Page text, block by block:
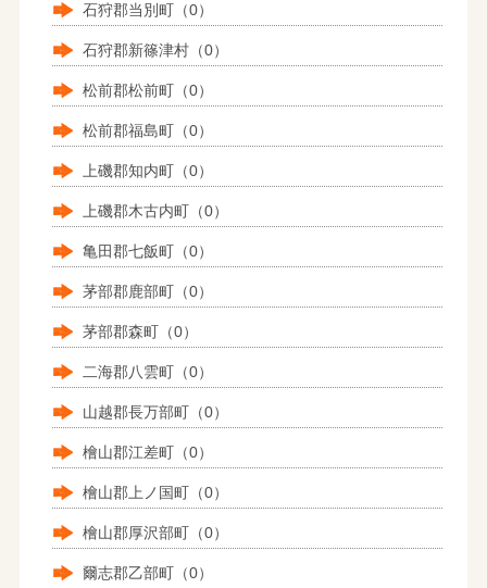
石狩郡当別町（0）
石狩郡新篠津村（0）
松前郡松前町（0）
松前郡福島町（0）
上磯郡知内町（0）
上磯郡木古内町（0）
亀田郡七飯町（0）
茅部郡鹿部町（0）
茅部郡森町（0）
二海郡八雲町（0）
山越郡長万部町（0）
檜山郡江差町（0）
檜山郡上ノ国町（0）
檜山郡厚沢部町（0）
爾志郡乙部町（0）